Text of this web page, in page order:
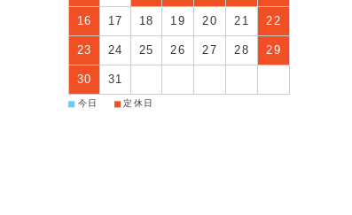
16 17 18 19 20 21 22
23 24 25 26 27 28 29
30 31
■ 今日 ■ 定休日